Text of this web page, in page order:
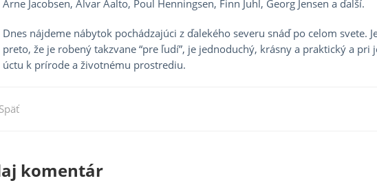
Arne Jacobsen, Alvar Aalto, Poul Henningsen, Finn Juhl, Georg Jensen a ďalší.
Dnes nájdeme nábytok pochádzajúci z ďalekého severu snáď po celom svete.
preto, že je robený takzvane “pre ľudí”, je jednoduchý, krásny a praktický a pri
úctu k prírode a životnému prostrediu.
Previous
Post
Späť
komentár